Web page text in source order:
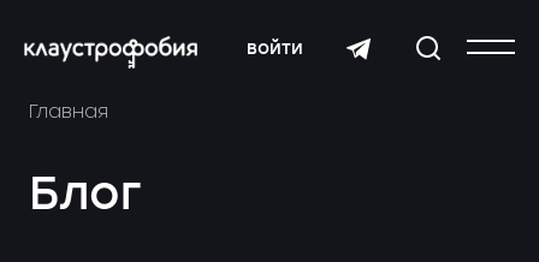
войти
Главная
Блог